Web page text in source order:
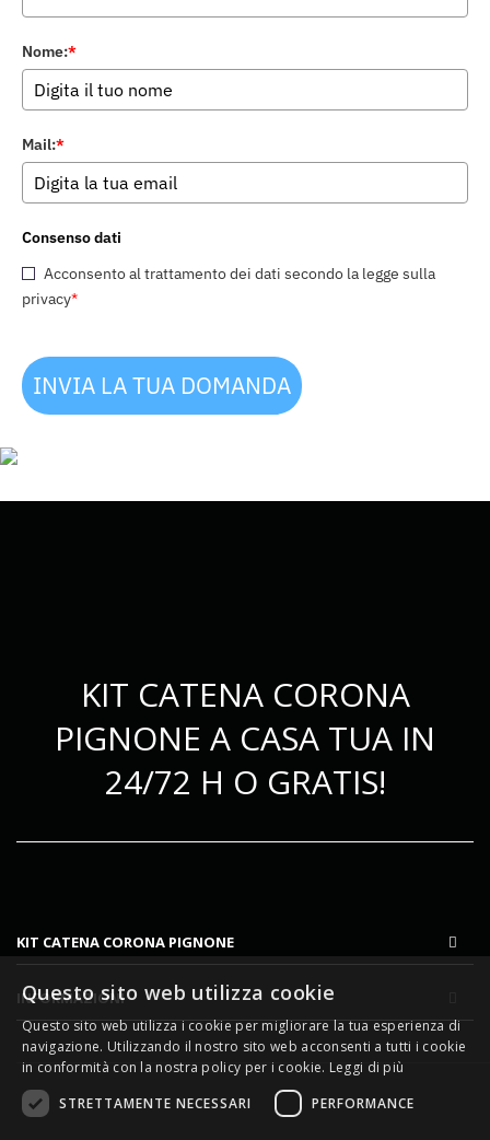
Nome:*
Mail:*
Consenso dati
Acconsento al trattamento dei dati secondo la legge sulla
privacy*
INVIA LA TUA DOMANDA
KIT CATENA CORONA
PIGNONE A CASA TUA IN
24/72 H O GRATIS!
KIT CATENA CORONA PIGNONE
INFORMAZIONI
Questo sito web utilizza cookie
Questo sito web utilizza i cookie per migliorare la tua esperienza di
navigazione. Utilizzando il nostro sito web acconsenti a tutti i cookie
in conformità con la nostra policy per i cookie. Leggi di più
STRETTAMENTE NECESSARI
PERFORMANCE